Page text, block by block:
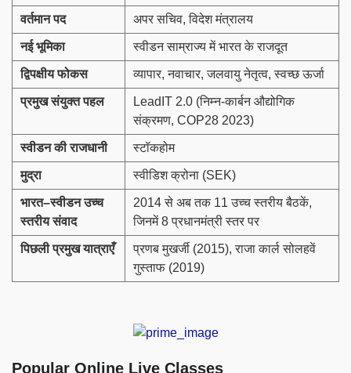
वर्तमान पद अपर सचिव, विदेश मंत्रालय
नई भूमिका स्वीडन साम्राज्य में भारत के राजदूत
द्विपक्षीय फोकस व्यापार, नवाचार, जलवायु नेतृत्व, स्वच्छ ऊर्जा
प्रमुख संयुक्त पहल
LeadIT 2.0 (निम्न-कार्बन औद्योगिक
संक्रमण, COP28 2023)
स्वीडन की राजधानी स्टॉकहोम
मुद्रा स्वीडिश क्रोना (SEK)
भारत–स्वीडन उच्च
स्तरीय संवाद
2014 से अब तक 11 उच्च स्तरीय बैठकें,
जिनमें 8 प्रधानमंत्री स्तर पर
पिछली प्रमुख यात्राएँ
प्रणब मुखर्जी (2015), राजा कार्ल सोलहवें
गुस्ताफ (2019)
Popular Online Live Classes